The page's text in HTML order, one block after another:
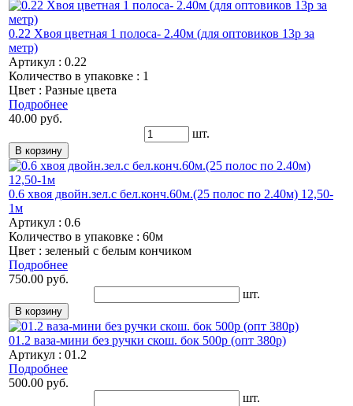
0.22 Хвоя цветная 1 полоса- 2.40м (для оптовиков 13р за
метр)
Артикул : 0.22
Количество в упаковке : 1
Цвет : Разные цвета
Подробнее
40.00 руб.
шт.
0.6 хвоя двойн.зел.с бел.конч.60м.(25 полос по 2.40м) 12,50-
1м
Артикул : 0.6
Количество в упаковке : 60м
Цвет : зеленый с белым кончиком
Подробнее
750.00 руб.
шт.
01.2 ваза-мини без ручки скош. бок 500р (опт 380р)
Артикул : 01.2
Подробнее
500.00 руб.
шт.